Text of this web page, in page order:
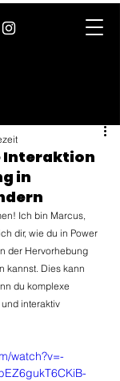
Interaktion
in
Ich bin Marcus,
dir, wie du in Power
der Hervorhebung
kannst. Dies kann
du komplexe
interaktiv
watch?v=-